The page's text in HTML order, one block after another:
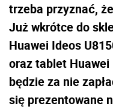
trzeba przyznać,
Już wkrótce do
Huawei Ideos
oraz tablet
będzie za nie
się prezentowane